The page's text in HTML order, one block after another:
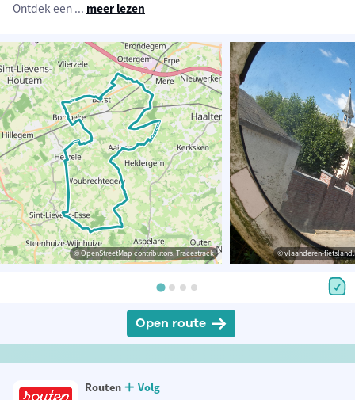
Ontdek een ... meer lezen
© OpenStreetMap contributors, Tracestrack © vlaanderen-
Open route
Routen
Volg